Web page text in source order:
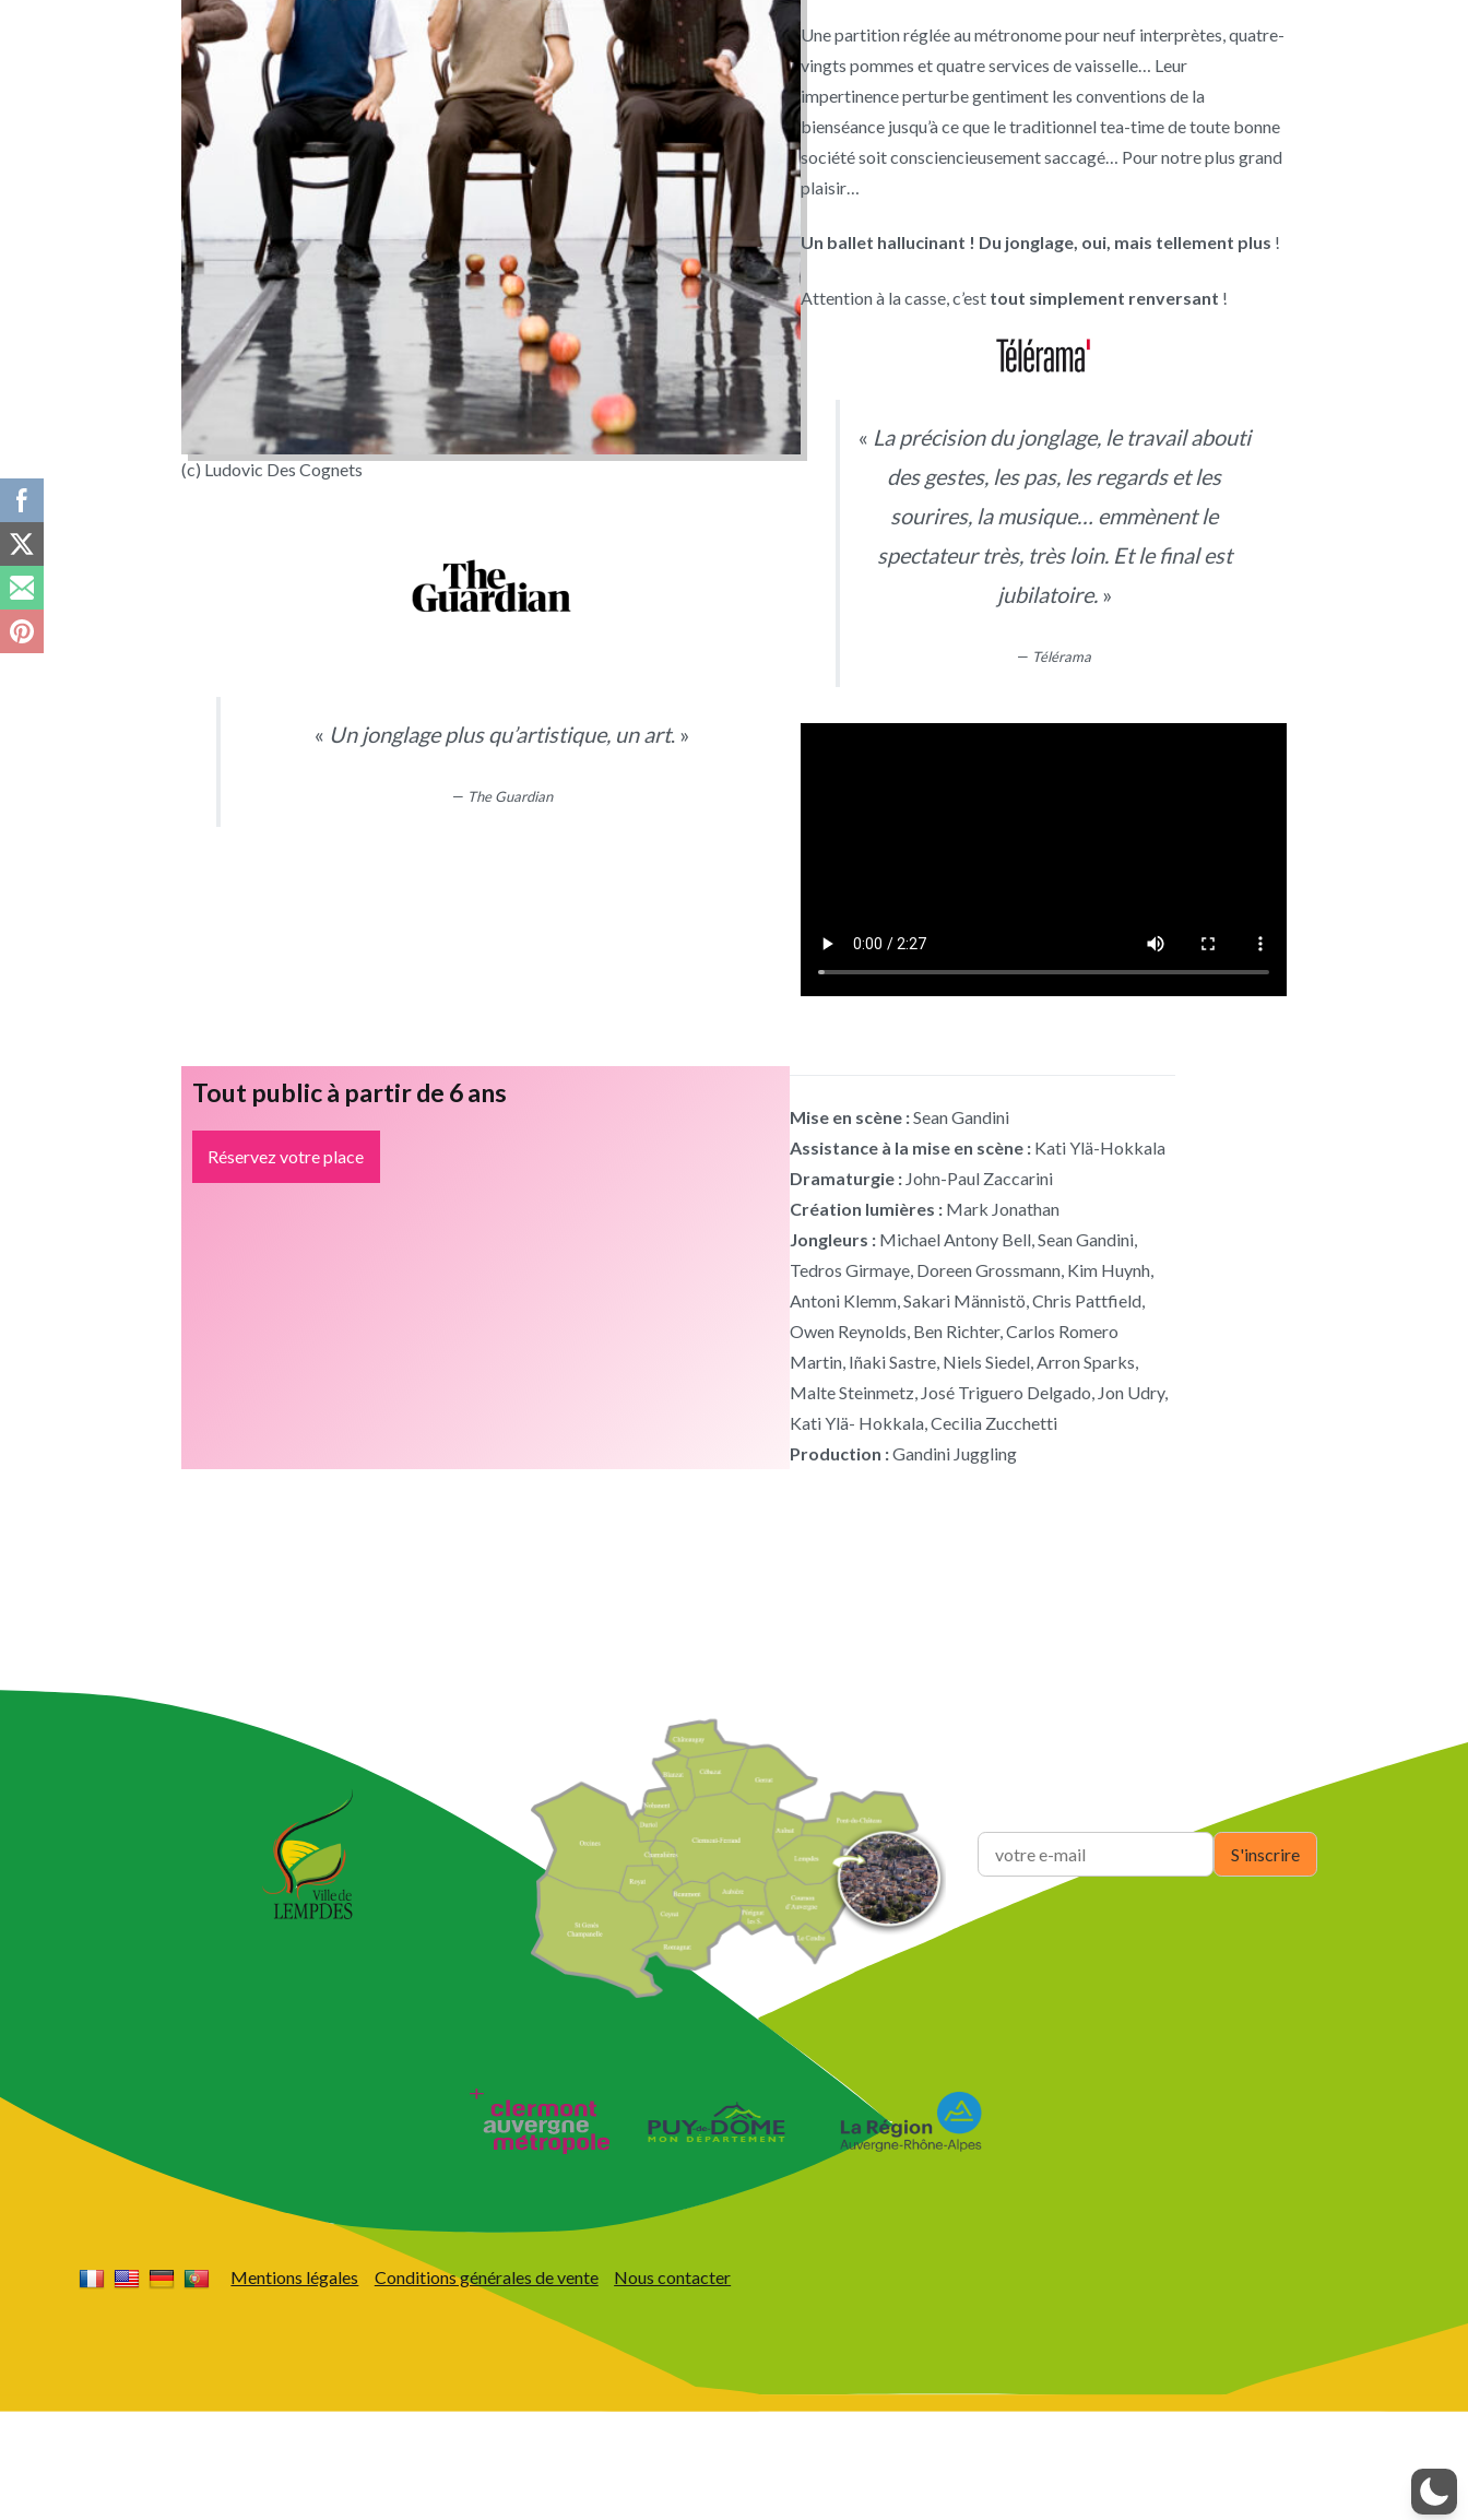
(c) Ludovic Des Cognets
« Un jonglage plus qu’artistique, un art. »
— The Guardian
Une partition réglée au métronome pour neuf interprètes, quatre-
vingts pommes et quatre services de vaisselle… Leur
impertinence perturbe gentiment les conventions de la
bienséance jusqu’à ce que le traditionnel tea-time de toute bonne
société soit consciencieusement saccagé… Pour notre plus grand
plaisir…
Un ballet hallucinant ! Du jonglage, oui, mais tellement plus !
Attention à la casse, c’est tout simplement renversant !
« La précision du jonglage, le travail abouti
des gestes, les pas, les regards et les
sourires, la musique… emmènent le
spectateur très, très loin. Et le final est
jubilatoire.»
— Télérama
Tout public à partir de 6 ans
Réservez votre place
Mise en scène :Sean Gandini
Assistance à la mise en scène :Kati Ylä-Hokkala
Dramaturgie :John-Paul Zaccarini
Création lumières : Mark Jonathan
Jongleurs :Michael Antony Bell, Sean Gandini,
Tedros Girmaye, Doreen Grossmann, Kim Huynh,
Antoni Klemm, Sakari Männistö, Chris Pattfield,
Owen Reynolds, Ben Richter, Carlos Romero
Martin, Iñaki Sastre, Niels Siedel, Arron Sparks,
Malte Steinmetz, José Triguero Delgado, Jon Udry,
Kati Ylä- Hokkala, Cecilia Zucchetti
Production :Gandini Juggling
Mentions légales Conditions générales de vente Nous contacter